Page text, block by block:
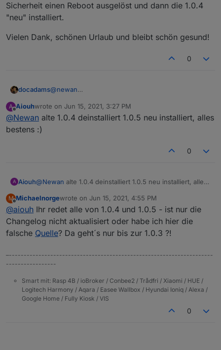
Sicherheit einen Reboot ausgelöst und dann die 1.0.4
"neu" installiert.
Vielen Dank, schönen Urlaub und bleibt schön gesund!
0
docadams@newan
wieder einwandfrei.
Ich habe die "alte" Version 1.0.4 deinstalliert, zur
Sicherheit einen Reboot ausgelöst und dann die
A
Offline
Aiouhwrote on Jun 15, 2021, 3:27 PM
last edited by
@Newan alte 1.0.4 deinstalliert 1.0.5 neu installiert, alles
bestens :)
0
A Aiouh@Newan alte 1.0.4 deinstalliert 1.0.5 neu installiert, alles
M
Offline
Michaelnorgewrote on Jun 15, 2021, 4:55 PM
last edited by
@aiouh Ihr redet alle von 1.0.4 und 1.0.5 - ist nur die
Changelog nicht aktualisiert oder habe ich hier die
falsche Quelle? Da geht´s nur bis zur 1.0.3 ?!
–---------------------------------------------------------------------
-----------------
Smart mit: Rasp 4B / ioBroker / Conbee2 / Trådfri / Xiaomi / HUE /
Logitech Harmony / Aqara / Easee Wallbox / Hyundai Ioniq / Alexa /
Google Home / Fully Kiosk / VIS
0